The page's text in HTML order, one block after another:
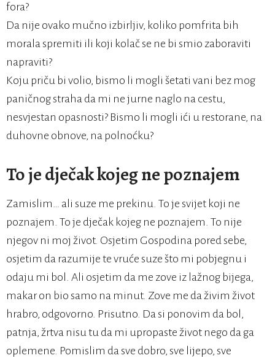
fora?
Da nije ovako mučno izbirljiv, koliko pomfrita bih
morala spremiti ili koji kolač se ne bi smio zaboraviti
napraviti?
Koju priču bi volio, bismo li mogli šetati vani bez mog
paničnog straha da mi ne jurne naglo na cestu,
nesvjestan opasnosti? Bismo li mogli ići u restorane, na
duhovne obnove, na polnoćku?
To je dječak kojeg ne poznajem
Zamislim… ali suze me prekinu. To je svijet koji ne
poznajem. To je dječak kojeg ne poznajem. To nije
njegov ni moj život. Osjetim Gospodina pored sebe,
osjetim da razumije te vruće suze što mi pobjegnu i
odaju mi bol. Ali osjetim da me zove iz lažnog bijega,
makar on bio samo na minut. Zove me da živim život
hrabro, odgovorno. Prisutno. Da si ponovim da bol,
patnja, žrtva nisu tu da mi upropaste život nego da ga
oplemene. Pomislim da sve dobro, sve lijepo, sve